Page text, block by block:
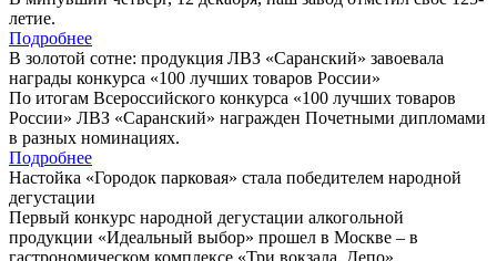
летие.
Подробнее
В золотой сотне: продукция ЛВЗ «Саранский» завоевала
награды конкурса «100 лучших товаров России»
По итогам Всероссийского конкурса «100 лучших товаров
России» ЛВЗ «Саранский» награжден Почетными дипломами
в разных номинациях.
Подробнее
Настойка «Городок парковая» стала победителем народной
дегустации
Первый конкурс народной дегустации алкогольной
продукции «Идеальный выбор» прошел в Москве – в
гастрономическом комплексе «Три вокзала. Депо».